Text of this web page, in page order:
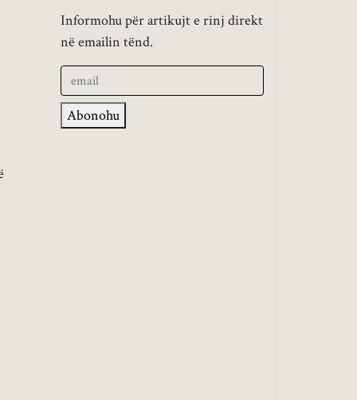
Informohu për artikujt e rinj direkt
në emailin tënd.
Abonohu